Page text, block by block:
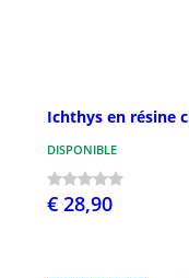
Ichthys en résine
DISPONIBLE
€ 28,90